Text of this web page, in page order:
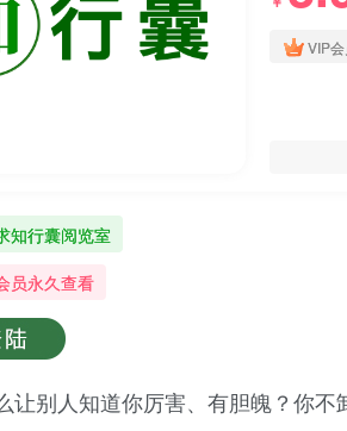
VIP
知行囊阅览室
员永久查看
让别人知道你厉害、有胆魄？你